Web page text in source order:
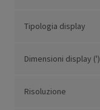
Tipologia display
Dimensioni display (')
Risoluzione